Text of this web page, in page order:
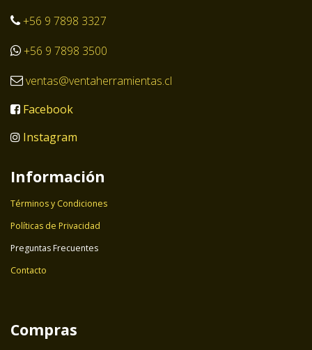
+56 9 7898 3327
+56 9 7898 3500
ventas@ventaherramientas.cl
Facebook
Instagram
Información
Términos y Condiciones
Políticas de Privacidad
Preguntas Frecuentes
Contacto
Compras